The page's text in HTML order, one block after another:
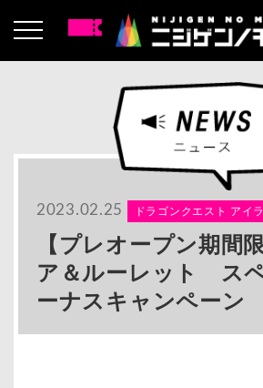
2023.02.25 ドラゴンクエスト アイ
【プレオープン期間
ア＆ルーレット ス
ーナスキャンペーン